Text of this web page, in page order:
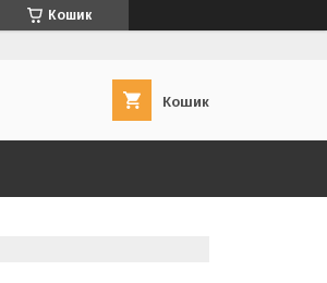
Кошик
Кошик